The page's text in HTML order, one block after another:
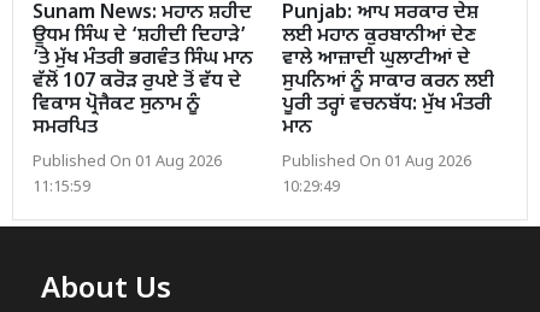
Sunam News: ਮਹਾਨ ਸ਼ਹੀਦ
ਊਧਮ ਸਿੰਘ ਦੇ ‘ਸ਼ਹੀਦੀ ਦਿਹਾੜੇ’
’ਤੇ ਮੁੱਖ ਮੰਤਰੀ ਭਗਵੰਤ ਸਿੰਘ ਮਾਨ
ਵੱਲੋਂ 107 ਕਰੋੜ ਰੁਪਏ ਤੋਂ ਵੱਧ ਦੇ
ਵਿਕਾਸ ਪ੍ਰੋਜੈਕਟ ਸੁਨਾਮ ਨੂੰ
ਸਮਰਪਿਤ
Published On 01 Aug 2026
11:15:59
Punjab: ਆਪ ਸਰਕਾਰ ਦੇਸ਼
ਲਈ ਮਹਾਨ ਕੁਰਬਾਨੀਆਂ ਦੇਣ
ਵਾਲੇ ਆਜ਼ਾਦੀ ਘੁਲਾਟੀਆਂ ਦੇ
ਸੁਪਨਿਆਂ ਨੂੰ ਸਾਕਾਰ ਕਰਨ ਲਈ
ਪੂਰੀ ਤਰ੍ਹਾਂ ਵਚਨਬੱਧ: ਮੁੱਖ ਮੰਤਰੀ
ਮਾਨ
Published On 01 Aug 2026
10:29:49
About Us